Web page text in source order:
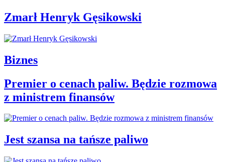
Zmarł Henryk Gęsikowski
Biznes
Premier o cenach paliw. Będzie rozmowa
z ministrem finansów
Jest szansa na tańsze paliwo